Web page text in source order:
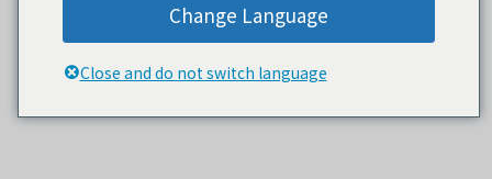
Change Language
Close and do not switch language